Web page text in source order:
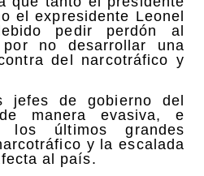
el expresidente Leonel
pedir perdón al
no desarrollar una
del narcotráfico y
jefes de gobierno del
manera evasiva, e
los últimos grandes
y la escalada
al país.